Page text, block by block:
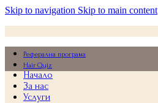
Skip to navigation Skip to main content
Реферална програма
Hair Quiz
Начало
За нас
Услуги